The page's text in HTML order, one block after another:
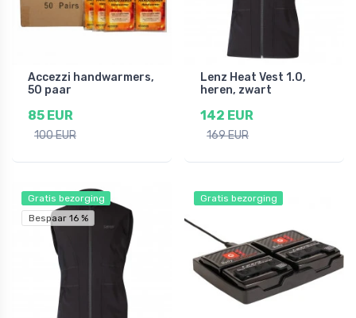
Accezzi handwarmers,
50 paar
85 EUR
100 EUR
Lenz Heat Vest 1.0,
heren, zwart
142 EUR
169 EUR
Gratis bezorging
Bespaar 16 %
Gratis bezorging